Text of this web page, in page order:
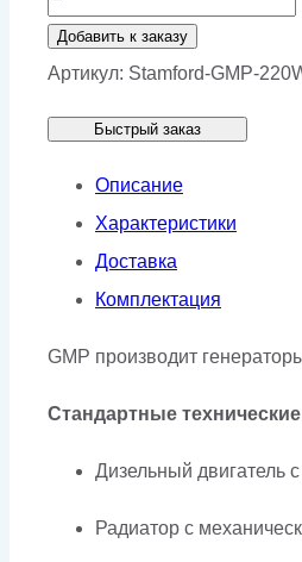
товара
Генератор
GMP
220WA
кожухе
Добавить к заказу
Артикул: Stamford-GMP-
Быстрый заказ
Описание
Характеристики
Доставка
Комплектация
GMP производит
Стандартные
Дизельный двигатель
Радиатор с